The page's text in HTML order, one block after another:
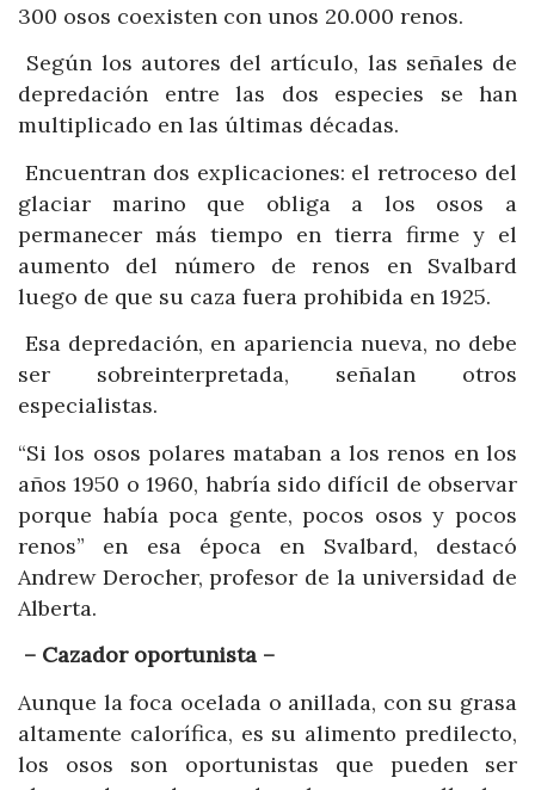
300 osos coexisten con unos 20.000 renos.
Según los autores del artículo, las señales de
depredación entre las dos especies se han
multiplicado en las últimas décadas.
Encuentran dos explicaciones: el retroceso del
glaciar marino que obliga a los osos a
permanecer más tiempo en tierra firme y el
aumento del número de renos en Svalbard
luego de que su caza fuera prohibida en 1925.
Esa depredación, en apariencia nueva, no debe
ser sobreinterpretada, señalan otros
especialistas.
“Si los osos polares mataban a los renos en los
años 1950 o 1960, habría sido difícil de observar
porque había poca gente, pocos osos y pocos
renos” en esa época en Svalbard, destacó
Andrew Derocher, profesor de la universidad de
Alberta.
– Cazador oportunista –
Aunque la foca ocelada o anillada, con su grasa
altamente calorífica, es su alimento predilecto,
los osos son oportunistas que pueden ser